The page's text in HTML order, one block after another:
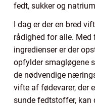
fedt, sukker og
I dag er der en bred
rådighed for alle.
ingredienser er der
opfylder smagløgene
de nødvendige
vifte af fødevarer, der
sunde fedtstoffer, kan